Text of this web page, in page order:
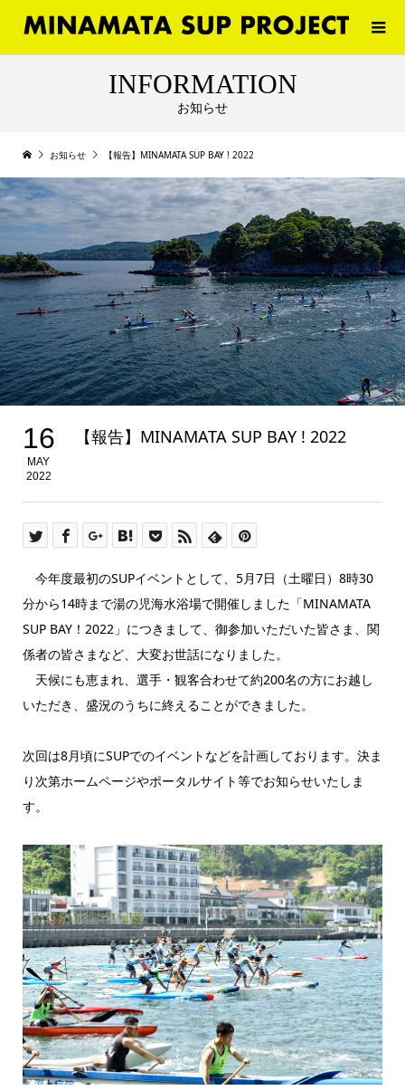
INFORMATION
お知らせ
お知らせ 【報告】MINAMATA SUP BAY ! 2022
16
MAY
2022
【報告】MINAMATA SUP BAY ! 2022
今年度最初のSUPイベントとして、5月7日（土曜日）8時30
分から14時まで湯の児海水浴場で開催しました「MINAMATA
SUP BAY！2022」につきまして、御参加いただいた皆さま、関
係者の皆さまなど、大変お世話になりました。
天候にも恵まれ、選手・観客合わせて約200名の方にお越し
いただき、盛況のうちに終えることができました。
次回は8月頃にSUPでのイベントなどを計画しております。決ま
り次第ホームページやポータルサイト等でお知らせいたしま
す。